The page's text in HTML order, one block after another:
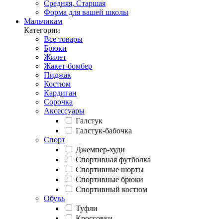
Средняя, Старшая
Форма для вашей школы
Мальчикам
Категории
Все товары
Брюки
Жилет
Жакет-бомбер
Пиджак
Костюм
Кардиган
Сорочка
Аксессуары
Галстук
Галстук-бабочка
Спорт
Джемпер-худи
Спортивная футболка
Спортивные шорты
Спортивные брюки
Спортивный костюм
Обувь
Туфли